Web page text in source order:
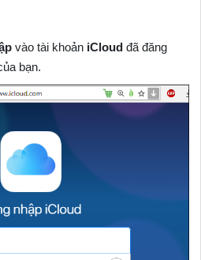
vào tài khoản iCloudđã đăng
bạn.